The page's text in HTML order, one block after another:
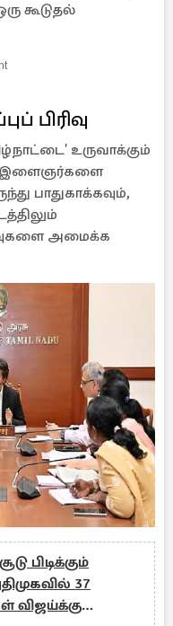
கூடுதல்
பிரிவு
உருவாக்கும்
இளைஞர்களை
பாதுகாக்கவும்,
அமைக்க
பிடிக்கும்
37
விஜய்க்கு